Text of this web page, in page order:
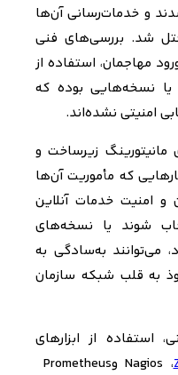
و خدمات‌رسانی آن‌ها
شد. بررسی‌های فنی
مهاجمان، استفاده از
یا نسخه‌هایی بوده که
امنیتی نشده‌اند.
مانیتورینگ زیرساخت و
که مأموریت آن‌ها
و امنیت خدمات آنلاین
شوند یا نسخه‌های
می‌توانند به‌سادگی به
به قلب شبکه سازمان
استفاده از ابزارهای
، Nagios وPrometheus